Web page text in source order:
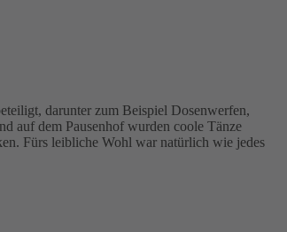
darunter zum Beispiel Dosenwerfen,
auf dem Pausenhof wurden coole Tänze
Fürs leibliche Wohl war natürlich wie jedes